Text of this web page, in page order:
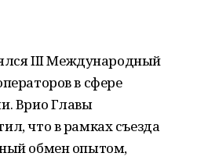
III Международный
в сфере
Врио Главы
что в рамках съезда
обмен опытом,